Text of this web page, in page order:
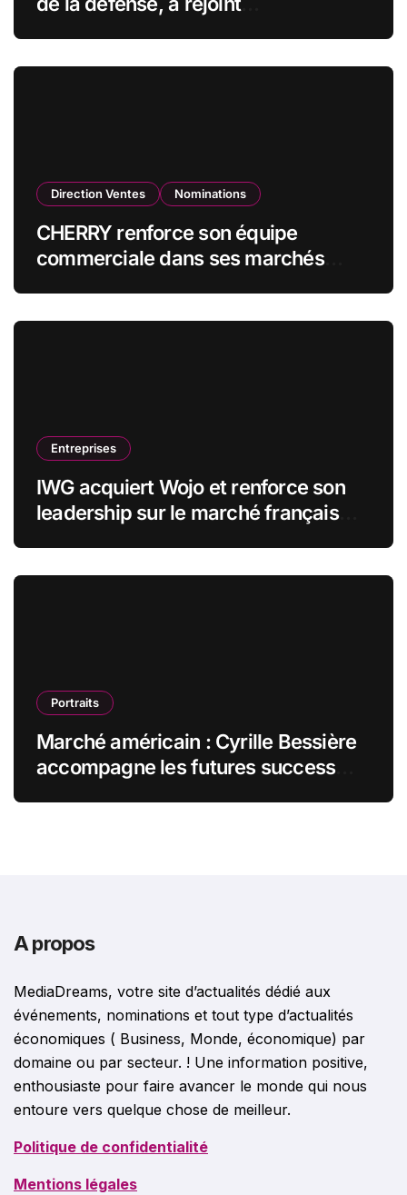
Direction Ventes Nominations
CHERRY renforce son équipe
commerciale dans ses marchés
Entreprises
IWG acquiert Wojo et renforce son
leadership sur le marché français
Portraits
Marché américain : Cyrille Bessière
accompagne les futures success
A propos
MediaDreams, votre site d’actualités dédié aux
événements, nominations et tout type d’actualités
économiques ( Business, Monde, économique) par
domaine ou par secteur. ! Une information positive,
enthousiaste pour faire avancer le monde qui nous
entoure vers quelque chose de meilleur.
Politique de confidentialité
Mentions légales